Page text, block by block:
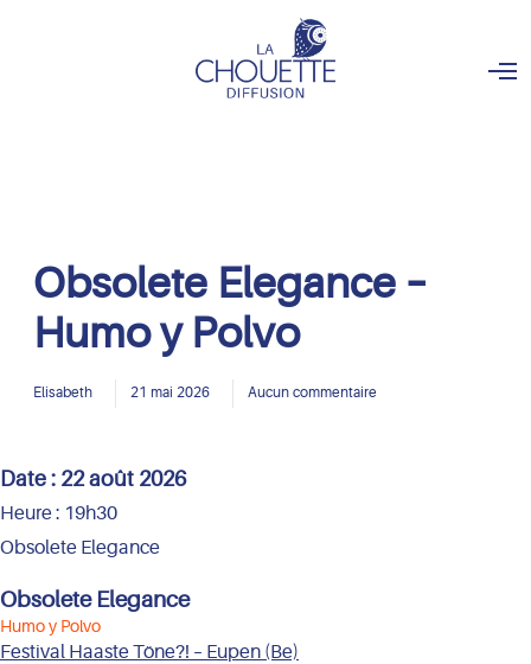
O
Obsolete Elegance –
Humo y Polvo
Elisabeth 21 mai 2026 Aucun commentaire
Date : 22 août 2026
Heure : 19h30
Obsolete Elegance
Obsolete Elegance
Humo y Polvo
Festival Haaste Töne?! – Eupen (Be)